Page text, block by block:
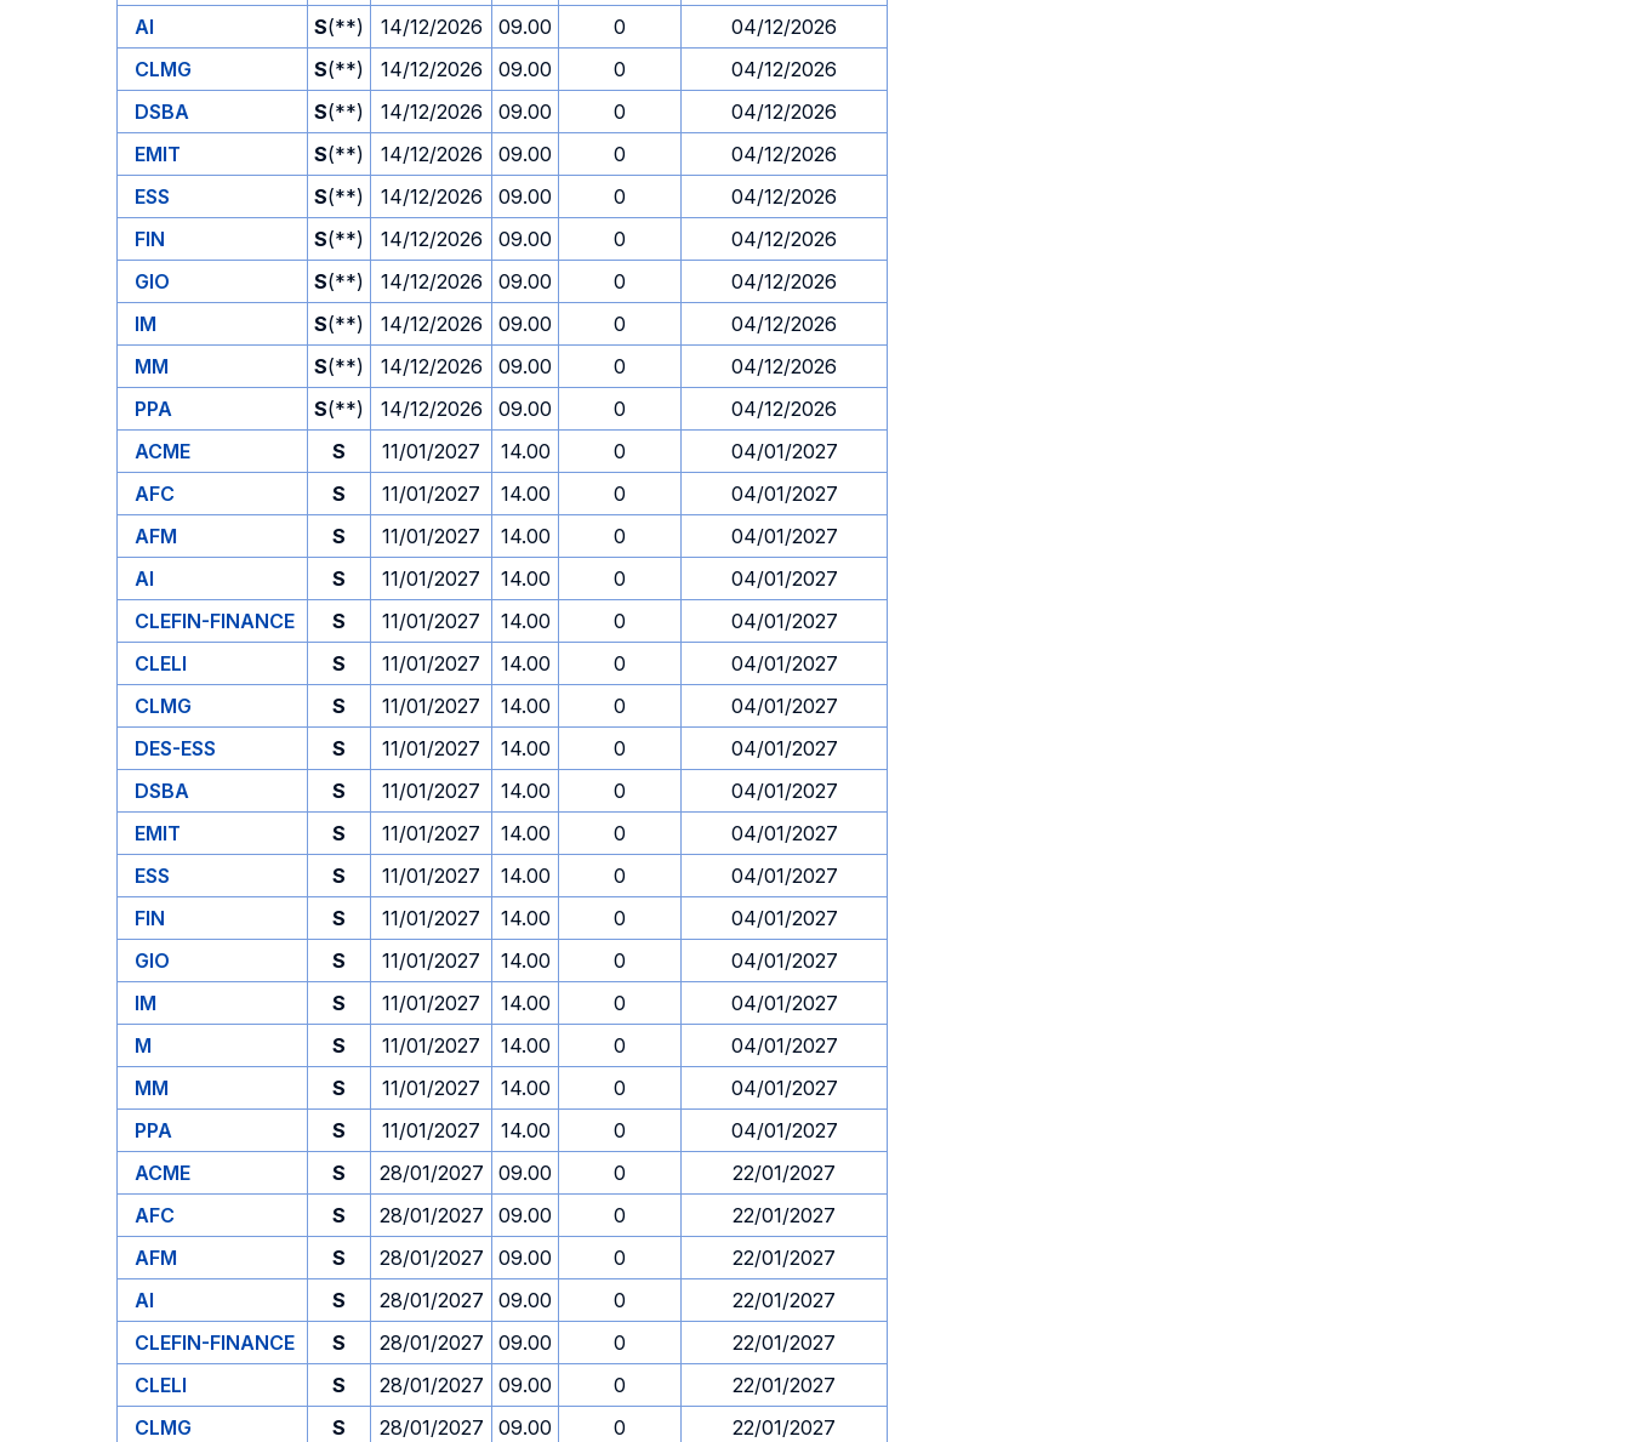
AI
S(**) 14/12/2026 09.00 0
04/12/2026
CLMG
S(**) 14/12/2026 09.00 0
04/12/2026
DSBA
S(**) 14/12/2026 09.00 0
04/12/2026
EMIT
S(**) 14/12/2026 09.00 0
04/12/2026
ESS
S(**) 14/12/2026 09.00 0
04/12/2026
FIN
S(**) 14/12/2026 09.00 0
04/12/2026
GIO
S(**) 14/12/2026 09.00 0
04/12/2026
IM
S(**) 14/12/2026 09.00 0
04/12/2026
MM
S(**) 14/12/2026 09.00 0
04/12/2026
PPA
S(**) 14/12/2026 09.00 0
04/12/2026
ACME
S 11/01/2027 14.00 0
04/01/2027
AFC
S 11/01/2027 14.00 0
04/01/2027
AFM
S 11/01/2027 14.00 0
04/01/2027
AI
S 11/01/2027 14.00 0
04/01/2027
CLEFIN-FINANCE
S 11/01/2027 14.00 0
04/01/2027
CLELI
S 11/01/2027 14.00 0
04/01/2027
CLMG
S 11/01/2027 14.00 0
04/01/2027
DES-ESS
S 11/01/2027 14.00 0
04/01/2027
DSBA
S 11/01/2027 14.00 0
04/01/2027
EMIT
S 11/01/2027 14.00 0
04/01/2027
ESS
S 11/01/2027 14.00 0
04/01/2027
FIN
S 11/01/2027 14.00 0
04/01/2027
GIO
S 11/01/2027 14.00 0
04/01/2027
IM
S 11/01/2027 14.00 0
04/01/2027
M
S 11/01/2027 14.00 0
04/01/2027
MM
S 11/01/2027 14.00 0
04/01/2027
PPA
S 11/01/2027 14.00 0
04/01/2027
ACME
S 28/01/2027 09.00 0
22/01/2027
AFC
S 28/01/2027 09.00 0
22/01/2027
AFM
S 28/01/2027 09.00 0
22/01/2027
AI
S 28/01/2027 09.00 0
22/01/2027
CLEFIN-FINANCE
S 28/01/2027 09.00 0
22/01/2027
CLELI
S 28/01/2027 09.00 0
22/01/2027
CLMG
S 28/01/2027 09.00 0
22/01/2027